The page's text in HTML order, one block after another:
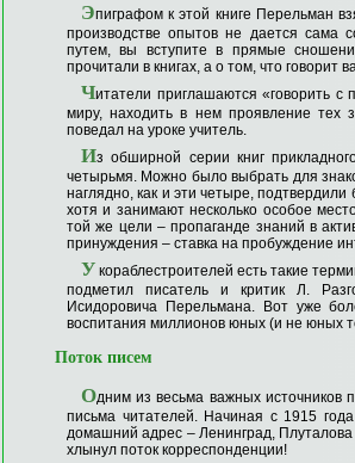
Эпиграфом к этой книге Перельман
производстве опытов не дается сама
путем, вы вступите в прямые
прочитали в книгах, а о том, что говорит
Читатели приглашаются «говорить с
миру, находить в нем проявление тех
поведал на уроке учитель.
Из обширной серии книг
четырьмя. Можно было выбрать для
наглядно, как и эти четыре,
хотя и занимают несколько особое
той же цели – пропаганде знаний в
принуждения – ставка на пробуждение
У кораблестроителей есть такие
подметил писатель и критик Л.
Исидоровича Перельмана. Вот уже
воспитания миллионов юных (и не юных
Поток писем
Одним из весьма важных
письма читателей. Начиная с 1915
домашний адрес – Ленинград, Плуталова
хлынул поток корреспонденции!